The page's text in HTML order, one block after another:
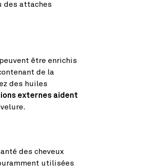
des attaches
être enrichis
de la
des huiles
externes aident
des cheveux
utilisées